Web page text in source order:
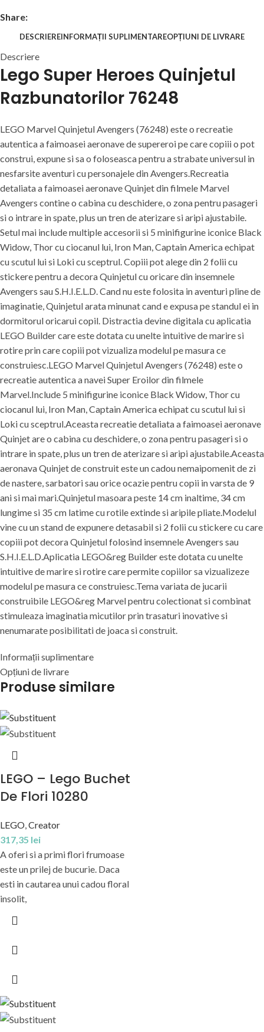
Share:
DESCRIEREINFORMAȚII SUPLIMENTAREOPȚIUNI DE LIVRARE
Descriere
Lego Super Heroes Quinjetul
Razbunatorilor 76248
LEGO Marvel Quinjetul Avengers (76248) este o recreatie
autentica a faimoasei aeronave de supereroi pe care copiii o pot
construi, expune si sa o foloseasca pentru a strabate universul in
nesfarsite aventuri cu personajele din Avengers.Recreatia
detaliata a faimoasei aeronave Quinjet din filmele Marvel
Avengers contine o cabina cu deschidere, o zona pentru pasageri
si o intrare in spate, plus un tren de aterizare si aripi ajustabile.
Setul mai include multiple accesorii si 5 minifigurine iconice Black
Widow, Thor cu ciocanul lui, Iron Man, Captain America echipat
cu scutul lui si Loki cu sceptrul. Copiii pot alege din 2 folii cu
stickere pentru a decora Quinjetul cu oricare din insemnele
Avengers sau S.H.I.E.L.D. Cand nu este folosita in aventuri pline de
imaginatie, Quinjetul arata minunat cand e expusa pe standul ei in
dormitorul oricarui copil. Distractia devine digitala cu aplicatia
LEGO Builder care este dotata cu unelte intuitive de marire si
rotire prin care copiii pot vizualiza modelul pe masura ce
construiesc.LEGO Marvel Quinjetul Avengers (76248) este o
recreatie autentica a navei Super Eroilor din filmele
Marvel.Include 5 minifigurine iconice Black Widow, Thor cu
ciocanul lui, Iron Man, Captain America echipat cu scutul lui si
Loki cu sceptrul.Aceasta recreatie detaliata a faimoasei aeronave
Quinjet are o cabina cu deschidere, o zona pentru pasageri si o
intrare in spate, plus un tren de aterizare si aripi ajustabile.Aceasta
aeronava Quinjet de construit este un cadou nemaipomenit de zi
de nastere, sarbatori sau orice ocazie pentru copii in varsta de 9
ani si mai mari.Quinjetul masoara peste 14 cm inaltime, 34 cm
lungime si 35 cm latime cu rotile extinde si aripile pliate.Modelul
vine cu un stand de expunere detasabil si 2 folii cu stickere cu care
copiii pot decora Quinjetul folosind insemnele Avengers sau
S.H.I.E.L.D.Aplicatia LEGO&reg Builder este dotata cu unelte
intuitive de marire si rotire care permite copiilor sa vizualizeze
modelul pe masura ce construiesc.Tema variata de jucarii
construibile LEGO&reg Marvel pentru colectionat si combinat
stimuleaza imaginatia micutilor prin trasaturi inovative si
nenumarate posibilitati de joaca si construit.
Informații suplimentare
Opțiuni de livrare
Produse similare
LEGO – Lego Buchet
De Flori 10280
LEGO,Creator
317,35 lei
A oferi si a primi flori frumoase
este un prilej de bucurie. Daca
esti in cautarea unui cadou floral
insolit,